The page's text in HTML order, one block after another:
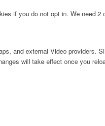
if you do not opt in. We need
and external Video
will take effect once you